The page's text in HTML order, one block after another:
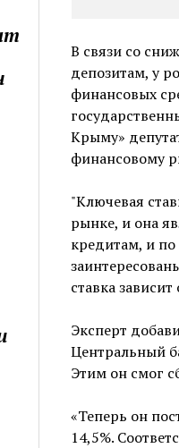
В связи со
депозитам, у
финансовых
Крыму»
финансовому
"Ключевая
рынке, и она
кредитам, и по
ставка
Эксперт
Центральный
Этим он смог
«Теперь он
14,5%.